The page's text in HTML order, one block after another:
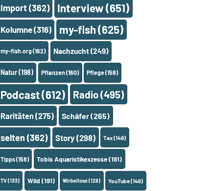
Import(362) Interview(651)
Kolumne(316) my-fish(625)
my-fish.org(162) Nachzucht(249)
Natur(198) Pflanzen(160) Pflege(158)
Podcast(612) Radio(495)
Raritäten (275) Schäfer(265)
selten (362) Story (298) Tax(149)
Tipps(158) Tobis Aquaristikexzesse(191)
TV(133) Wild (191) Wirbellose(128) YouTube(146)